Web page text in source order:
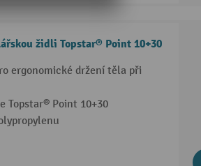
židli Topstar® Point 10+30
ergonomické držení těla při
Topstar® Point 10+30